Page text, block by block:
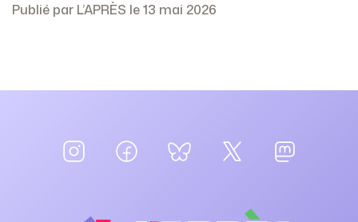
Publié par L’APRÈS le 13 mai 2026